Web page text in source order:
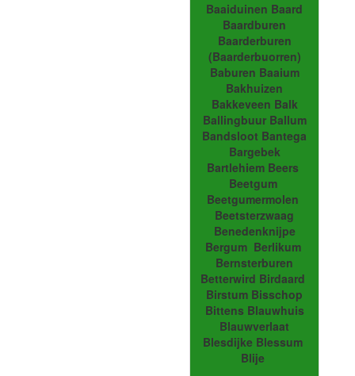
Baaiduinen Baard
Baardburen
Baarderburen
(Baarderbuorren)
Baburen Baaium
Bakhuizen
Bakkeveen Balk
Ballingbuur Ballum
Bandsloot Bantega
Bargebek
Bartlehiem Beers
Beetgum
Beetgumermolen
Beetsterzwaag
Benedenknijpe
Bergum Berlikum
Bernsterburen
Betterwird Birdaard
Birstum Bisschop
Bittens Blauwhuis
Blauwverlaat
Blesdijke Blessum
Blije